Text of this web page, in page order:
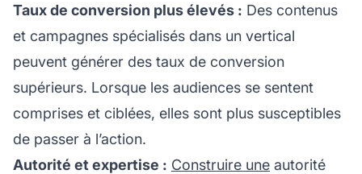
Taux de conversion plus élevés : Des contenus
et campagnes spécialisés dans un vertical
peuvent générer des taux de conversion
supérieurs. Lorsque les audiences se sentent
comprises et ciblées, elles sont plus susceptibles
de passer à l’action.
Autorité et expertise : Construire une autorité